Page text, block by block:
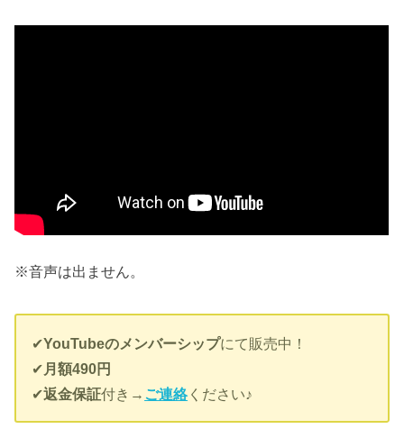
※音声は出ません。
✔︎YouTubeのメンバーシップにて販売中！
✔︎ 月額490円
✔︎返金保証付き→ ご連絡ください♪